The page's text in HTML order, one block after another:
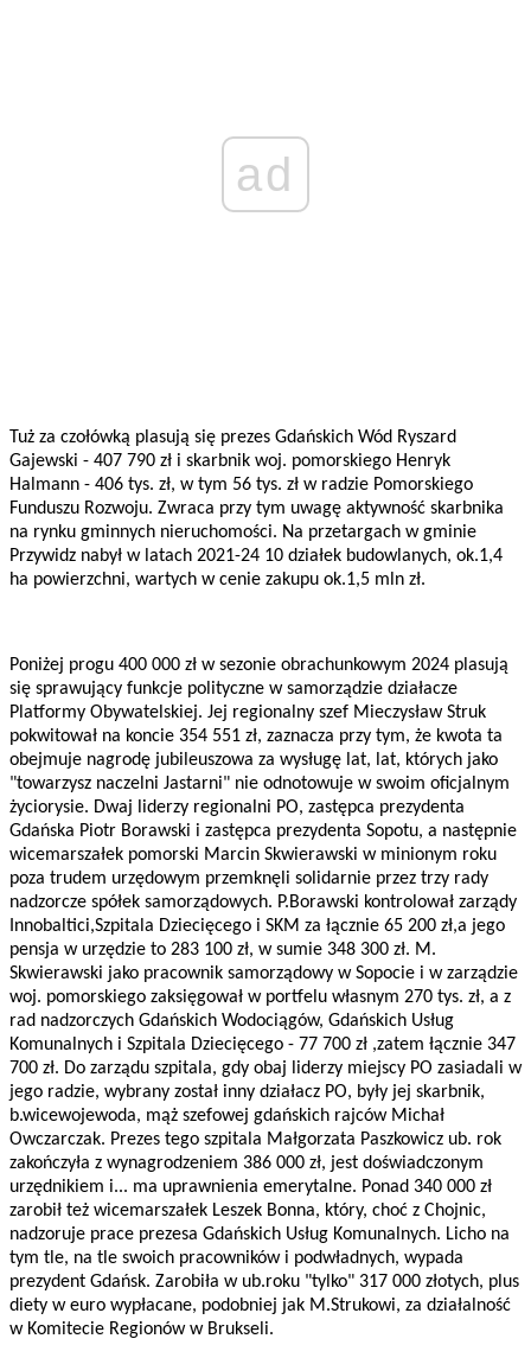
ad
Tuż za czołówką plasują się prezes Gdańskich Wód Ryszard
Gajewski - 407 790 zł i skarbnik woj. pomorskiego Henryk
Halmann - 406 tys. zł, w tym 56 tys. zł w radzie Pomorskiego
Funduszu Rozwoju. Zwraca przy tym uwagę aktywność skarbnika
na rynku gminnych nieruchomości. Na przetargach w gminie
Przywidz nabył w latach 2021-24 10 działek budowlanych, ok.1,4
ha powierzchni, wartych w cenie zakupu ok.1,5 mln zł.
Poniżej progu 400 000 zł w sezonie obrachunkowym 2024 plasują
się sprawujący funkcje polityczne w samorządzie działacze
Platformy Obywatelskiej. Jej regionalny szef Mieczysław Struk
pokwitował na koncie 354 551 zł, zaznacza przy tym, że kwota ta
obejmuje nagrodę jubileuszowa za wysługę lat, lat, których jako
"towarzysz naczelni Jastarni" nie odnotowuje w swoim oficjalnym
życiorysie. Dwaj liderzy regionalni PO, zastępca prezydenta
Gdańska Piotr Borawski i zastępca prezydenta Sopotu, a następnie
wicemarszałek pomorski Marcin Skwierawski w minionym roku
poza trudem urzędowym przemknęli solidarnie przez trzy rady
nadzorcze spółek samorządowych. P.Borawski kontrolował zarządy
Innobaltici,Szpitala Dziecięcego i SKM za łącznie 65 200 zł,a jego
pensja w urzędzie to 283 100 zł, w sumie 348 300 zł. M.
Skwierawski jako pracownik samorządowy w Sopocie i w zarządzie
woj. pomorskiego zaksięgował w portfelu własnym 270 tys. zł, a z
rad nadzorczych Gdańskich Wodociągów, Gdańskich Usług
Komunalnych i Szpitala Dziecięcego - 77 700 zł ,zatem łącznie 347
700 zł. Do zarządu szpitala, gdy obaj liderzy miejscy PO zasiadali w
jego radzie, wybrany został inny działacz PO, były jej skarbnik,
b.wicewojewoda, mąż szefowej gdańskich rajców Michał
Owczarczak. Prezes tego szpitala Małgorzata Paszkowicz ub. rok
zakończyła z wynagrodzeniem 386 000 zł, jest doświadczonym
urzędnikiem i... ma uprawnienia emerytalne. Ponad 340 000 zł
zarobił też wicemarszałek Leszek Bonna, który, choć z Chojnic,
nadzoruje prace prezesa Gdańskich Usług Komunalnych. Licho na
tym tle, na tle swoich pracowników i podwładnych, wypada
prezydent Gdańsk. Zarobiła w ub.roku "tylko" 317 000 złotych, plus
diety w euro wypłacane, podobniej jak M.Strukowi, za działalność
w Komitecie Regionów w Brukseli.